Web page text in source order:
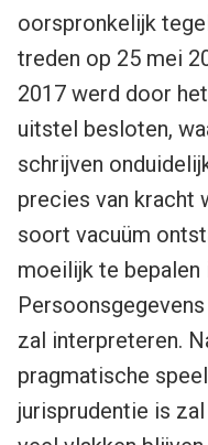
oorspronkelijk
treden op 25 mei
2017 werd door
uitstel besloten,
schrijven
precies van kracht
soort vacuüm
moeilijk te
zal interpreteren.
pragmatische
jurisprudentie is